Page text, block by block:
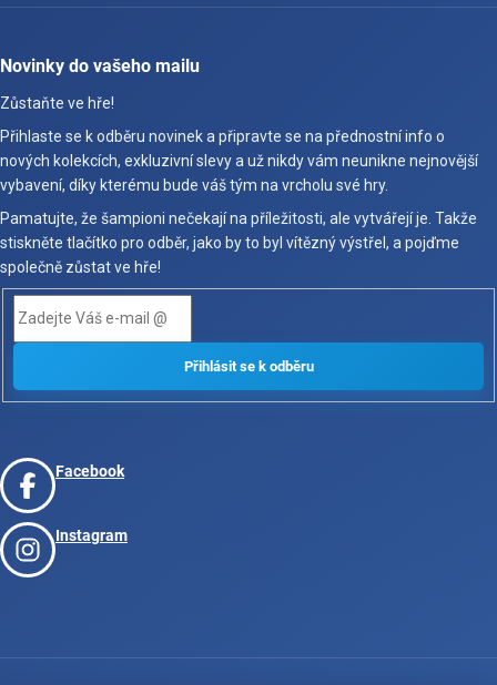
Novinky do vašeho mailu
Zůstaňte ve hře!
Přihlaste se k odběru novinek a připravte se na přednostní info o
nových kolekcích, exkluzivní slevy a už nikdy vám neunikne nejnovější
vybavení, díky kterému bude váš tým na vrcholu své hry.
Pamatujte, že šampioni nečekají na příležitosti, ale vytvářejí je. Takže
stiskněte tlačítko pro odběr, jako by to byl vítězný výstřel, a pojďme
společně zůstat ve hře!
Facebook
Instagram